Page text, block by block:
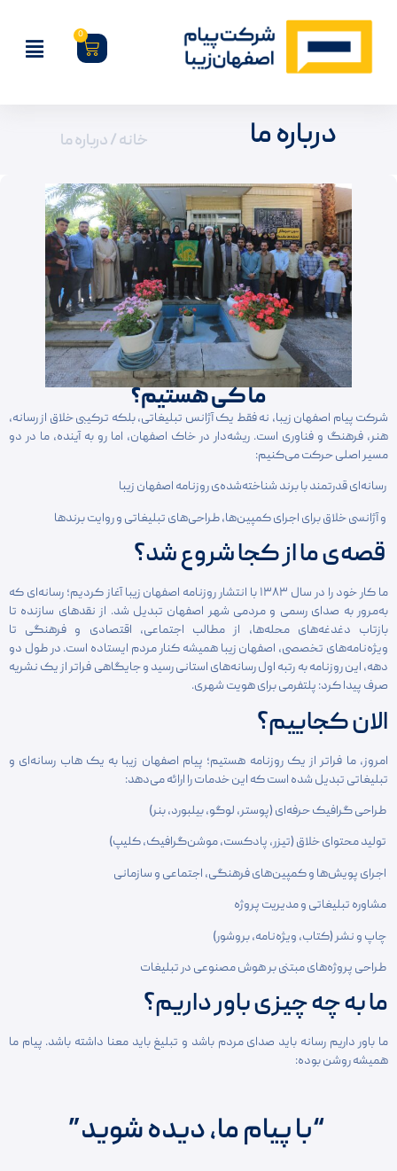
0
درباره ما خانه/ درباره ما
ما کی هستیم؟
شرکت پیام اصفهان زیبا، نه فقط یک آژانس تبلیغاتی، بلکه ترکیبی خلاق از رسانه،
هنر، فرهنگ و فناوری است. ریشه‌دار در خاک اصفهان، اما رو به آینده، ما در دو
مسیر اصلی حرکت می‌کنیم:
رسانه‌ای قدرتمند با برند شناخته‌شده‌ی روزنامه اصفهان زیبا
و آژانسی خلاق برای اجرای کمپین‌ها، طراحی‌های تبلیغاتی و روایت برندها
قصه‌ی ما از کجا شروع شد؟
ما کار خود را در سال ۱۳۸۳ با انتشار روزنامه اصفهان زیبا آغاز کردیم؛ رسانه‌ای که
به‌مرور به صدای رسمی و مردمی شهر اصفهان تبدیل شد. از نقدهای سازنده تا
بازتاب دغدغه‌های محله‌ها، از مطالب اجتماعی، اقتصادی و فرهنگی تا
ویژه‌نامه‌های تخصصی، اصفهان زیبا همیشه کنار مردم ایستاده است. در طول دو
دهه، این روزنامه به رتبه اول رسانه‌های استانی رسید و جایگاهی فراتر از یک نشریه
صرف پیدا کرد: پلتفرمی برای هویت شهری.
الان کجاییم؟
امروز، ما فراتر از یک روزنامه هستیم؛ پیام اصفهان زیبا به یک هاب رسانه‌ای و
تبلیغاتی تبدیل شده است که این خدمات را ارائه می‌دهد:
طراحی گرافیک حرفه‌ای (پوستر، لوگو، بیلبورد، بنر)
تولید محتوای خلاق (تیزر، پادکست، موشن‌گرافیک، کلیپ)
اجرای پویش‌ها و کمپین‌های فرهنگی، اجتماعی و سازمانی
مشاوره تبلیغاتی و مدیریت پروژه
چاپ و نشر (کتاب، ویژه‌نامه، بروشور)
طراحی پروژه‌های مبتنی بر هوش مصنوعی در تبلیغات
ما به چه چیزی باور داریم؟
ما باور داریم رسانه باید صدای مردم باشد و تبلیغ باید معنا داشته باشد. پیام ما
همیشه روشن بوده:
“با پیام ما، دیده شوید”